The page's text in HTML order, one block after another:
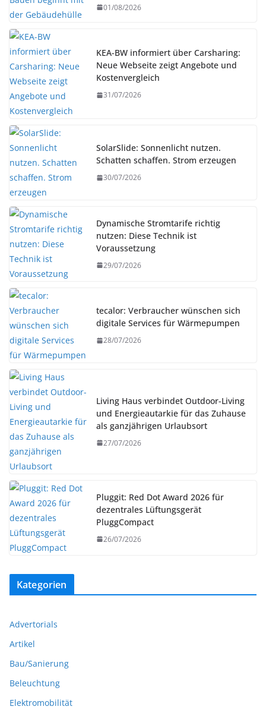
01/08/2026
KEA-BW informiert über Carsharing:
Neue Webseite zeigt Angebote und
Kostenvergleich
31/07/2026
SolarSlide: Sonnenlicht nutzen.
Schatten schaffen. Strom erzeugen
30/07/2026
Dynamische Stromtarife richtig
nutzen: Diese Technik ist
Voraussetzung
29/07/2026
tecalor: Verbraucher wünschen sich
digitale Services für Wärmepumpen
28/07/2026
Living Haus verbindet Outdoor-Living
und Energieautarkie für das Zuhause
als ganzjährigen Urlaubsort
27/07/2026
Pluggit: Red Dot Award 2026 für
dezentrales Lüftungsgerät
PluggCompact
26/07/2026
Kategorien
Advertorials
Artikel
Bau/Sanierung
Beleuchtung
Elektromobilität